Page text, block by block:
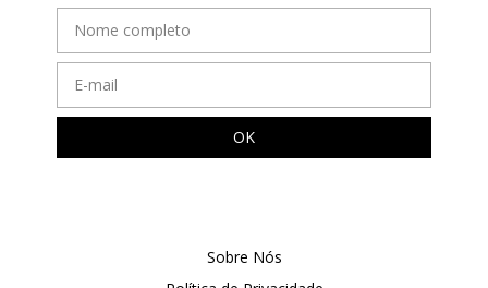
Sobre Nós